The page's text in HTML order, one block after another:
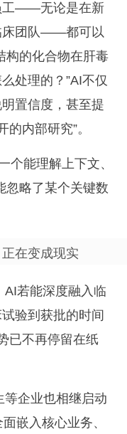
工——无论是在新
床团队——都可以
构的化合物在肝毒
处理的？”AI不仅
置信度，甚至提
内部研究”。
个能理解上下文、
忽略了某个关键数
在变成现实
AI若能深度融入临
验到获批的时间
已不再停留在纸
等企业也相继启动
嵌入核心业务、